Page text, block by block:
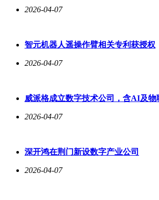
2026-04-07
智元机器人遥操作臂相关专利获授权
2026-04-07
威派格成立数字技术公司，含AI及物
2026-04-07
深开鸿在荆门新设数字产业公司
2026-04-07